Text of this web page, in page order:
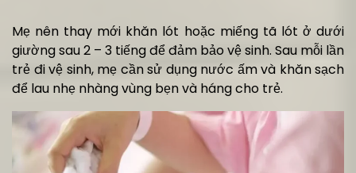
Mẹ nên thay mới khăn lót hoặc miếng tã lót ở dưới
giường sau 2 – 3 tiếng để đảm bảo vệ sinh. Sau mỗi lần
trẻ đi vệ sinh, mẹ cần sử dụng nước ấm và khăn sạch
để lau nhẹ nhàng vùng bẹn và háng cho trẻ.